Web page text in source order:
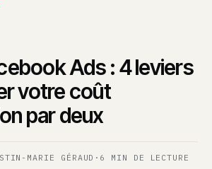
Ads : 4 leviers
votre coût
par deux
MARIE GÉRAUD · 6 MIN DE LECTURE